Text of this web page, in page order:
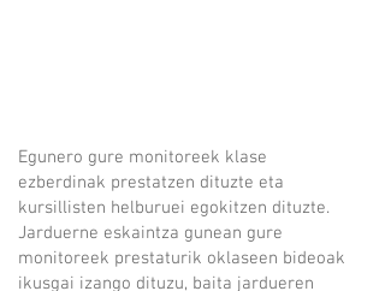
Egunero gure monitoreek klase
ezberdinak prestatzen dituzte eta
kursillisten helburuei egokitzen dituzte.
Jarduerne eskaintza gunean gure
monitoreek prestaturik oklaseen bideoak
ikusgai izango dituzu, baita jardueren